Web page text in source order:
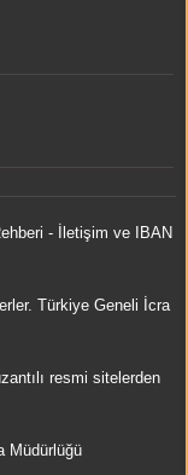
- İletişim ve IBAN
Türkiye Geneli İcra
resmi sitelerden
Müdürlüğü